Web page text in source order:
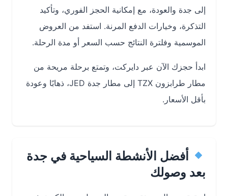
إلى جدةوالعودة، مع إمكانية الحجز الفوري، وتأكيد
التذكرة، وخيارات الدفع المرنة. استفد من العروض
الموسمية وفلترة النتائج حسب السعر أو مدة الرحلة.
ابدأ حجزك الآن عبر دايركت، وتمتع برحلة مريحة من
مطار طرابزون TZX
إلىمطار جدة JED
، ذهابًا وعودة
بأقل الأسعار.
أفضل الأنشطة السياحية في جدة
بعد وصولك